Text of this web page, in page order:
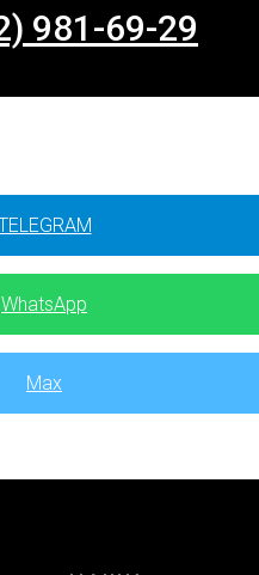
981-69-29
WhatsApp
Max